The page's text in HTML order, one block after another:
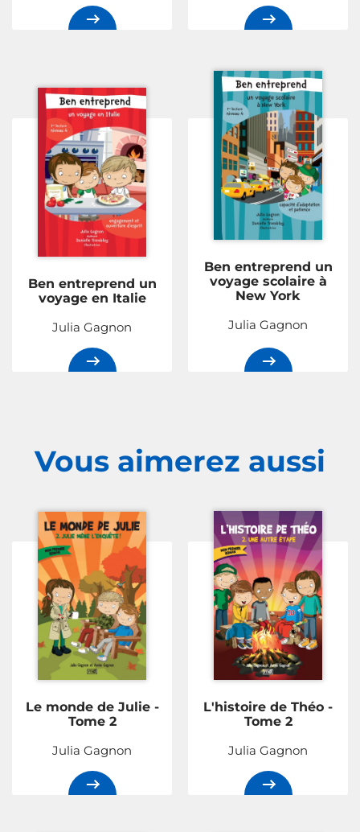
Ben entreprend un
voyage en Italie
Julia Gagnon
Ben entreprend un
voyage scolaire à
New York
Julia Gagnon
Vous aimerez aussi
Le monde de Julie -
Tome 2
Julia Gagnon
L'histoire de Théo -
Tome 2
Julia Gagnon